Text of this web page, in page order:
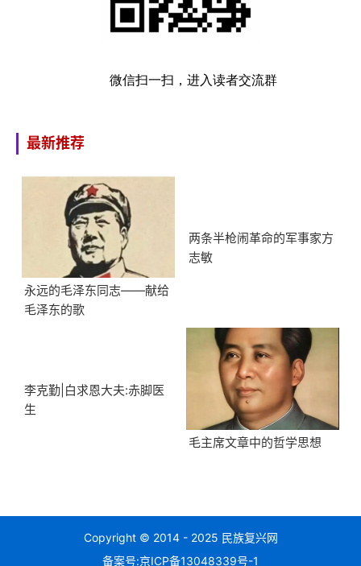
微信扫一扫，进入读者交流群
最新推荐
永远的毛泽东同志——献给
毛泽东的歌
两条半枪闹革命的军事家方
志敏
李克勤|白求恩大夫:赤脚医
生
毛主席文章中的哲学思想
Copyright © 2014 - 2025 民族复兴网
备案号:京ICP备13048339号-1